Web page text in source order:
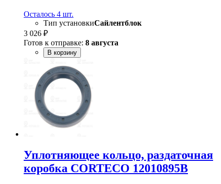
Осталось 4 шт.
Тип установкиСайлентблок
3 026 ₽
Готов к отправке: 8 августа
В корзину
Уплотняющее кольцо, раздаточная
коробка CORTECO 12010895B